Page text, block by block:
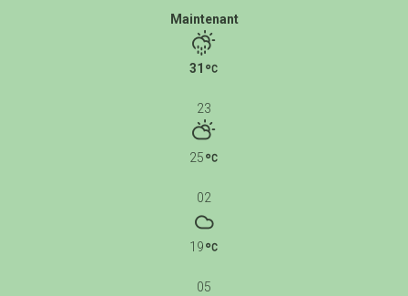
Maintenant
31
23
25
02
19
05